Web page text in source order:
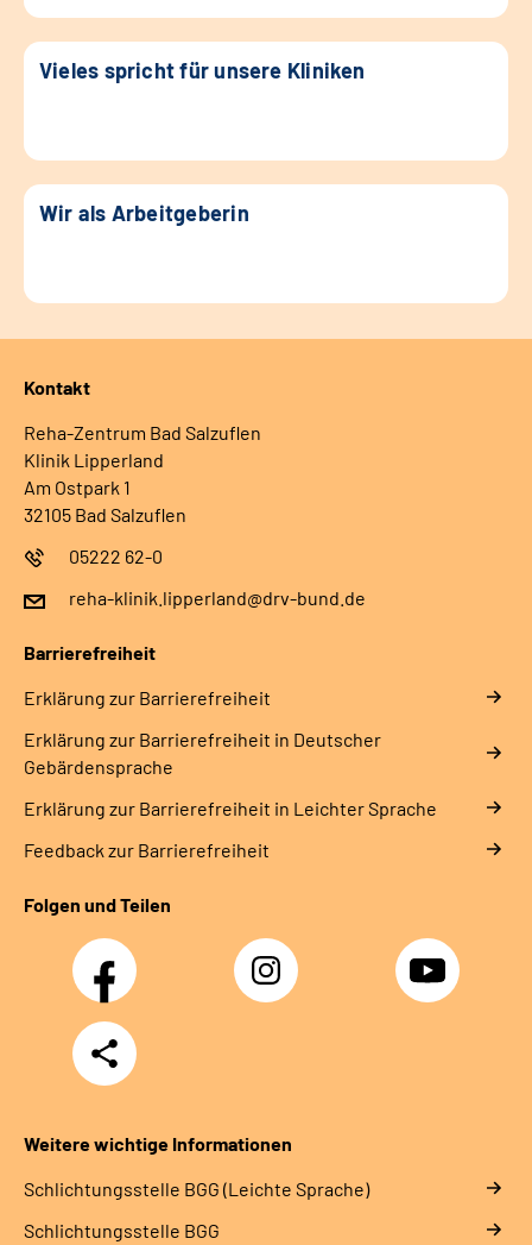
Vieles spricht für unsere Kliniken
Wir als Arbeitgeberin
Kontakt
Reha-Zentrum Bad Salzuflen
Klinik Lipperland
Am Ostpark 1
32105 Bad Salzuflen
05222 62-0
reha-klinik.lipperland@drv-bund.de
Barrierefreiheit
Erklärung zur Barrierefreiheit
Erklärung zur Barrierefreiheit in Deutscher
Gebärdensprache
Erklärung zur Barrierefreiheit in Leichter Sprache
Feedback zur Barrierefreiheit
Folgen und Teilen
Facebook Instagram YouTube
Teilen
Weitere wichtige Informationen
Schlich­tungs­stel­le BGG (Leichte Sprache)
Schlich­tungs­stel­le BGG